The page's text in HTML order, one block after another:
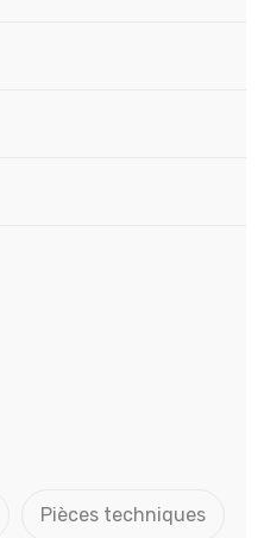
Pièces techniques